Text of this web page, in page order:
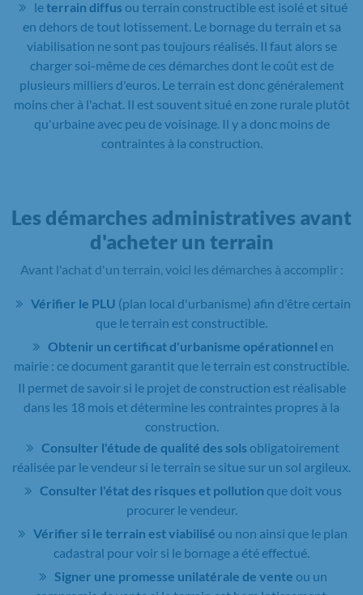
leterrain diffusou terrain constructible est isolé et situé
en dehors de tout lotissement. Le bornage du terrain et sa
viabilisation ne sont pas toujours réalisés. Il faut alors se
charger soi-même de ces démarches dont le coût est de
plusieurs milliers d'euros. Le terrain est donc généralement
moins cher à l'achat. Il est souvent situé en zone rurale plutôt
qu'urbaine avec peu de voisinage. Il y a donc moins de
contraintes à la construction.
Les démarches administratives avant
d'acheter un terrain
Avant l'achat d'un terrain, voici les démarches à accomplir :
Vérifier le PLU (plan local d'urbanisme) afin d'être certain
que le terrain est constructible.
Obtenir un certificat d'urbanisme opérationnel en
mairie : ce document garantit que le terrain est constructible.
Il permet de savoir si le projet de construction est réalisable
dans les 18 mois et détermine les contraintes propres à la
construction.
Consulter l'étude de qualité des sols obligatoirement
réalisée par le vendeur si le terrain se situe sur un sol argileux.
Consulter l'état des risques et pollution que doit vous
procurer le vendeur.
Vérifier si le terrain est viabilisé ou non ainsi que le plan
cadastral pour voir si le bornage a été effectué.
Signer une promesse unilatérale de vente ou un